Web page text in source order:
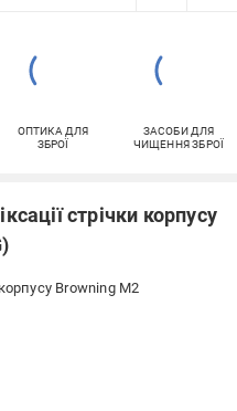
ОПТИКА ДЛЯ
ЗБРОЇ
ЗАСОБИ ДЛЯ
ЧИЩЕННЯ ЗБРОЇ
стрічки корпусу
Browning M2